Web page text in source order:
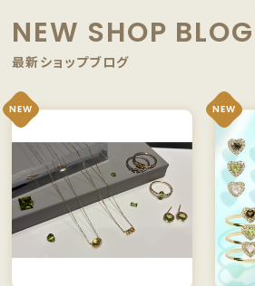
NEW SHOP BLOG
最新ショップブログ
NEW NEW